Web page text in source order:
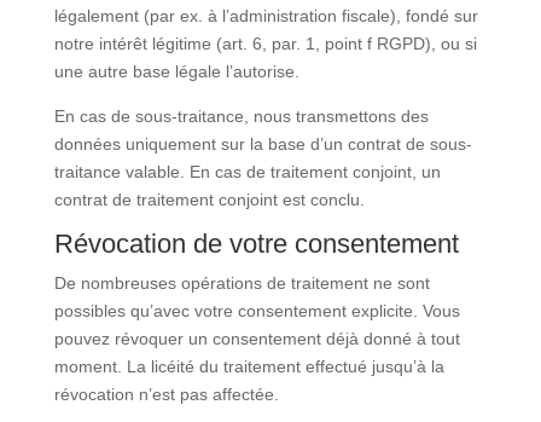
légalement (par ex. à l’administration fiscale), fondé sur
notre intérêt légitime (art. 6, par. 1, point f RGPD), ou si
une autre base légale l’autorise.
En cas de sous-traitance, nous transmettons des
données uniquement sur la base d’un contrat de sous-
traitance valable. En cas de traitement conjoint, un
contrat de traitement conjoint est conclu.
Révocation de votre consentement
De nombreuses opérations de traitement ne sont
possibles qu’avec votre consentement explicite. Vous
pouvez révoquer un consentement déjà donné à tout
moment. La licéité du traitement effectué jusqu’à la
révocation n’est pas affectée.